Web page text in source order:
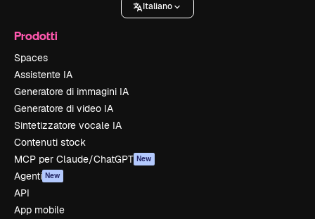
Italiano
Prodotti
Spaces
Assistente IA
Generatore di immagini IA
Generatore di video IA
Sintetizzatore vocale IA
Contenuti stock
MCP per Claude/ChatGPT New
Agenti New
API
App mobile